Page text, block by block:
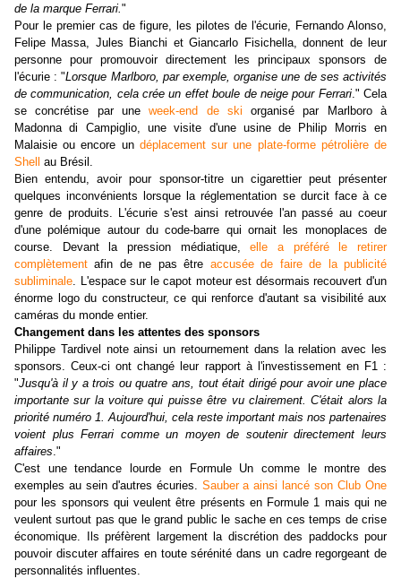
de la marque Ferrari."
Pour le premier cas de figure, les pilotes de l'écurie, Fernando Alonso,
Felipe Massa, Jules Bianchi et Giancarlo Fisichella, donnent de leur
personne pour promouvoir directement les principaux sponsors de
l'écurie : "Lorsque Marlboro, par exemple, organise une de ses activités
de communication, cela crée un effet boule de neige pour Ferrari." Cela
se concrétise par une
week-end de ski organisé par Marlboro à
Madonna di Campiglio, une visite d'une usine de Philip Morris
en
Malaisie ou encore un déplacement sur une plate-forme pétrolière de
Shell
au Brésil.
Bien entendu, avoir pour sponsor-titre un cigarettier peut présenter
quelques inconvénients lorsque la réglementation se durcit face à ce
genre de produits. L'écurie s'est ainsi retrouvée l'an passé au coeur
d'une polémique autour du code-barre qui ornait les monoplaces de
course. Devant la pression médiatique,elle a préféré le retirer
complètement afin de ne pas être accusée de faire de la publicité
subliminale. L'espace sur le capot moteur est désormais recouvert d'un
énorme logo du constructeur, ce qui renforce d'autant sa visibilité aux
caméras du monde entier.
Changement dans les attentes des sponsors
Philippe Tardivel note ainsi un retournement dans la relation avec les
sponsors. Ceux-ci ont changé leur rapport à l'investissement en F1 :
"Jusqu'à il y a trois ou quatre ans, tout était dirigé pour avoir une place
importante sur la voiture qui puisse être vu clairement. C'était alors la
priorité numéro 1. Aujourd'hui, cela reste important mais nos partenaires
voient plus Ferrari comme un moyen de soutenir directement leurs
affaires."
C'est une tendance lourde en Formule Un comme le montre des
exemples au sein d'autres écuries. Sauber a ainsi lancé son Club One
pour les sponsors qui veulent être présents en Formule 1 mais qui ne
veulent surtout pas que le grand public le sache en ces temps de crise
économique. Ils préfèrent largement la discrétion des paddocks pour
pouvoir discuter affaires en toute sérénité dans un cadre regorgeant de
personnalités influentes.